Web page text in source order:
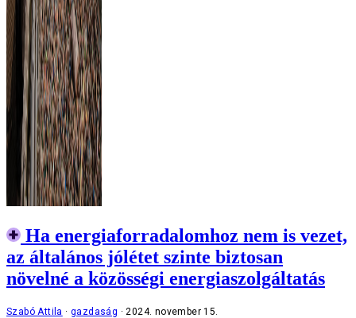
Ha energiaforradalomhoz nem is vezet,
az általános jólétet szinte biztosan
növelné a közösségi energiaszolgáltatás
Szabó Attila gazdaság 2024. november 15.